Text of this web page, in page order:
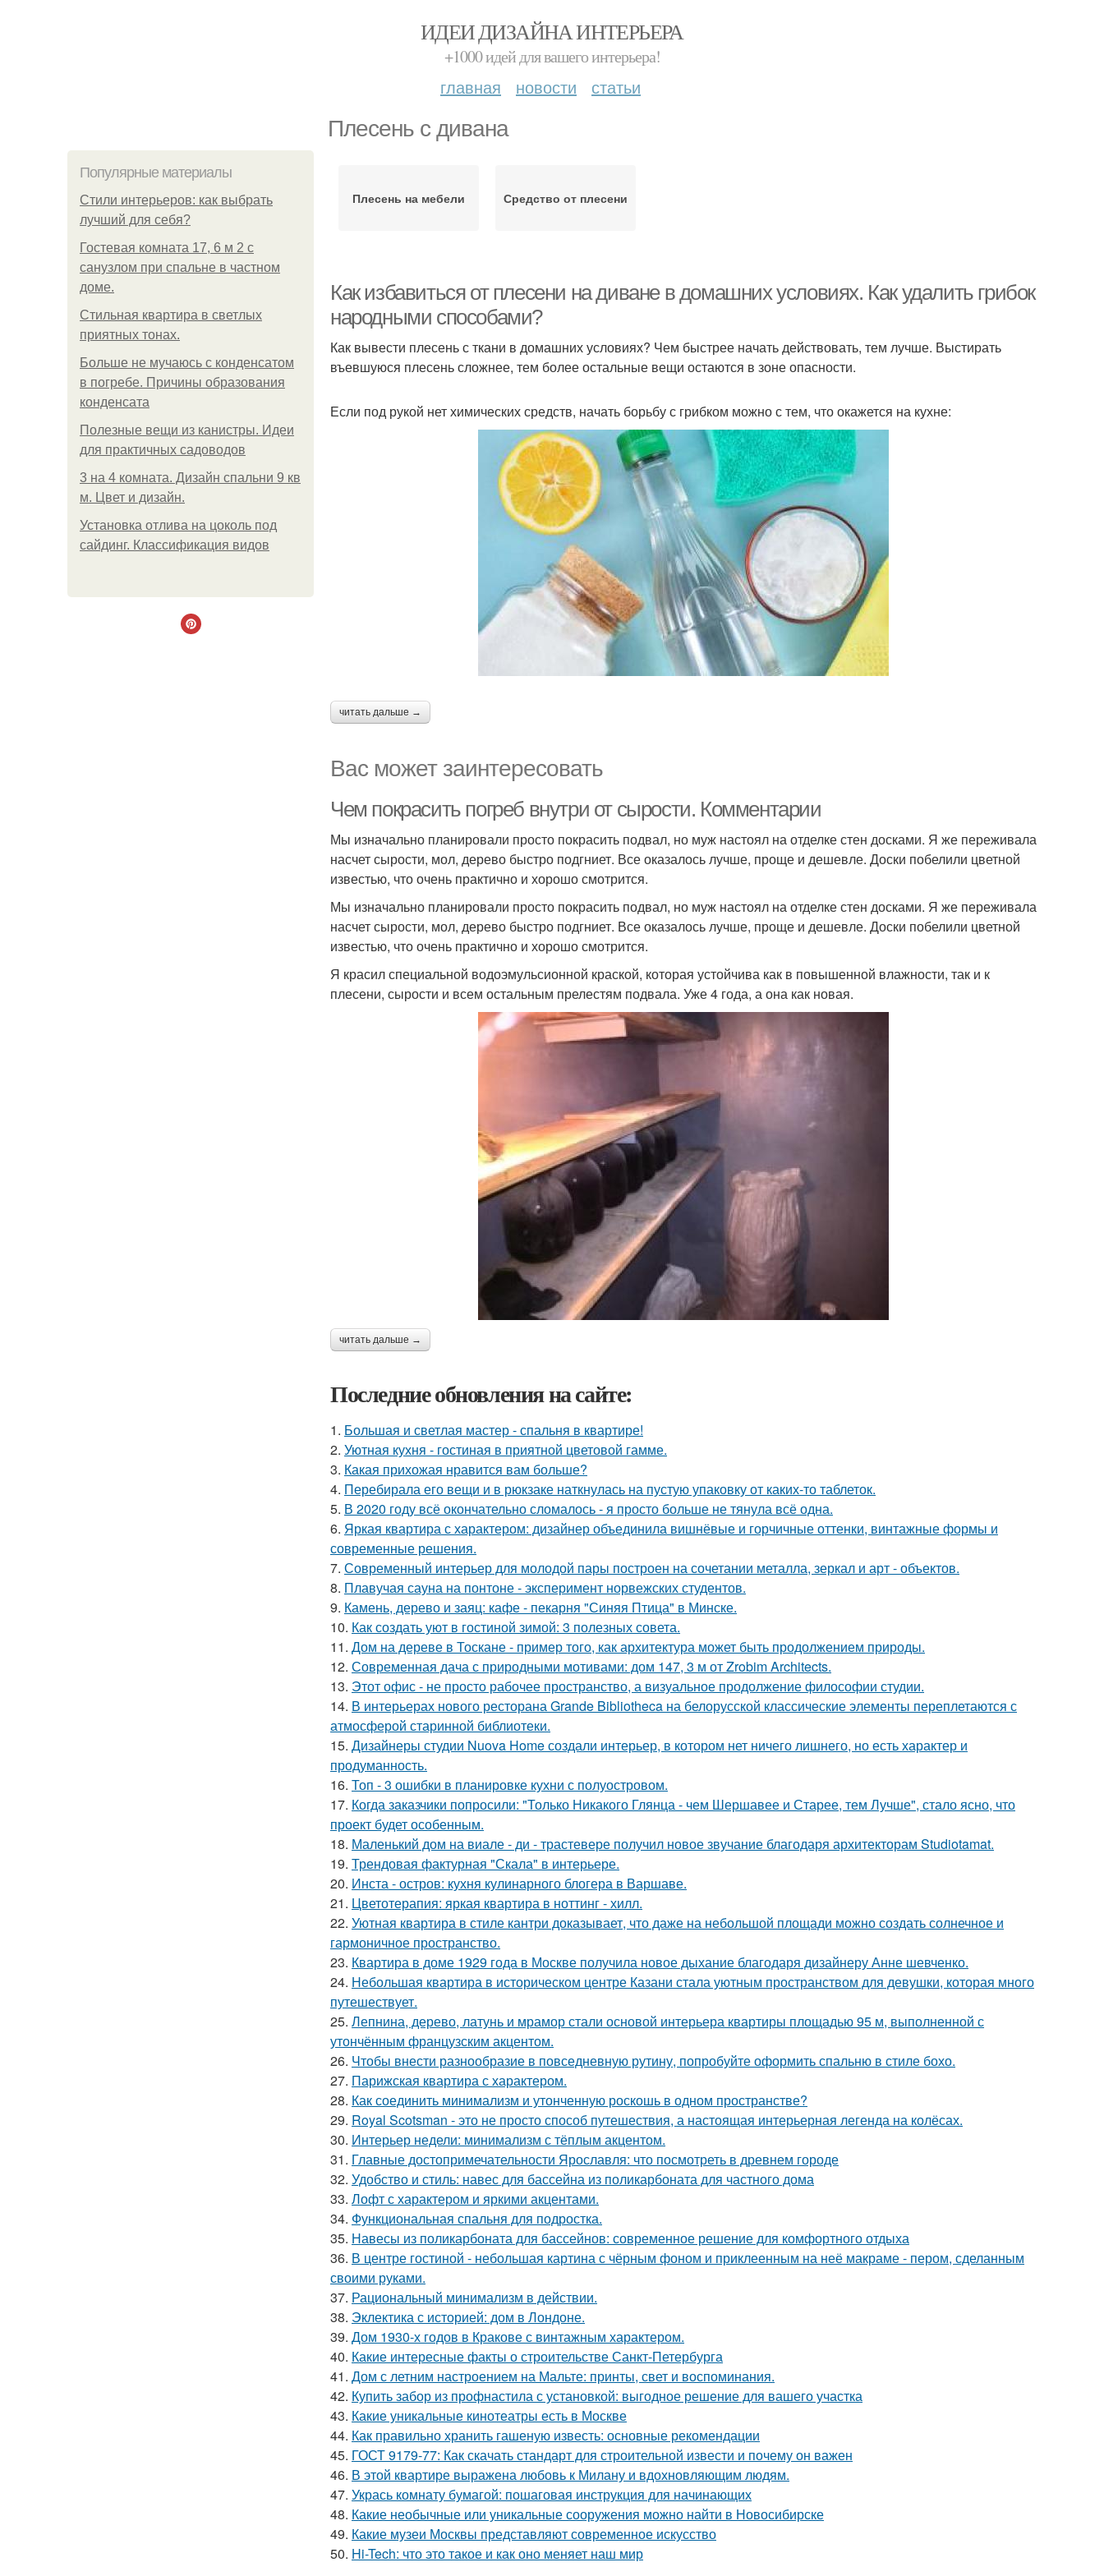
ИДЕИ ДИЗАЙНА ИНТЕРЬЕРА
+1000 идей для вашего интерьера!
главная новости статьи
Плесень с дивана
Популярные материалы
Стили интерьеров: как выбрать
лучший для себя?
Гостевая комната 17, 6 м 2 с
санузлом при спальне в частном
доме.
Стильная квартира в светлых
приятных тонах.
Больше не мучаюсь с конденсатом
в погребе. Причины образования
конденсата
Полезные вещи из канистры. Идеи
для практичных садоводов
3 на 4 комната. Дизайн спальни 9 кв
м. Цвет и дизайн.
Установка отлива на цоколь под
сайдинг. Классификация видов
Плесень на мебели Средство от плесени
Как избавиться от плесени на диване в домашних условиях. Как удалить грибок
народными способами?
Как вывести плесень с ткани в домашних условиях? Чем быстрее начать действовать, тем лучше. Выстирать
въевшуюся плесень сложнее, тем более остальные вещи остаются в зоне опасности.
Если под рукой нет химических средств, начать борьбу с грибком можно с тем, что окажется на кухне:
читать дальше →
Вас может заинтересовать
Чем покрасить погреб внутри от сырости. Комментарии
Мы изначально планировали просто покрасить подвал, но муж настоял на отделке стен досками. Я же переживала
насчет сырости, мол, дерево быстро подгниет. Все оказалось лучше, проще и дешевле. Доски побелили цветной
известью, что очень практично и хорошо смотрится.
Мы изначально планировали просто покрасить подвал, но муж настоял на отделке стен досками. Я же переживала
насчет сырости, мол, дерево быстро подгниет. Все оказалось лучше, проще и дешевле. Доски побелили цветной
известью, что очень практично и хорошо смотрится.
Я красил специальной водоэмульсионной краской, которая устойчива как в повышенной влажности, так и к
плесени, сырости и всем остальным прелестям подвала. Уже 4 года, а она как новая.
читать дальше →
Последние обновления на сайте:
1. Большая и светлая мастер - спальня в квартире!
2. Уютная кухня - гостиная в приятной цветовой гамме.
3. Какая прихожая нравится вам больше?
4. Перебирала его вещи и в рюкзаке наткнулась на пустую упаковку от каких-то таблеток.
5. В 2020 году всё окончательно сломалось - я просто больше не тянула всё одна.
6. Яркая квартира с характером: дизайнер объединила вишнёвые и горчичные оттенки, винтажные формы и
современные решения.
7. Современный интерьер для молодой пары построен на сочетании металла, зеркал и арт - объектов.
8. Плавучая сауна на понтоне - эксперимент норвежских студентов.
9. Камень, дерево и заяц: кафе - пекарня "Синяя Птица" в Минске.
10. Как создать уют в гостиной зимой: 3 полезных совета.
11. Дом на дереве в Тоскане - пример того, как архитектура может быть продолжением природы.
12. Современная дача с природными мотивами: дом 147, 3 м от Zrobim Architects.
13. Этот офис - не просто рабочее пространство, а визуальное продолжение философии студии.
14. В интерьерах нового ресторана Grande Bibliotheca на белорусской классические элементы переплетаются с
атмосферой старинной библиотеки.
15. Дизайнеры студии Nuova Home создали интерьер, в котором нет ничего лишнего, но есть характер и
продуманность.
16. Топ - 3 ошибки в планировке кухни с полуостровом.
17. Когда заказчики попросили: "Только Никакого Глянца - чем Шершавее и Старее, тем Лучше", стало ясно, что
проект будет особенным.
18. Маленький дом на виале - ди - трастевере получил новое звучание благодаря архитекторам Studiotamat.
19. Трендовая фактурная "Скала" в интерьере.
20. Инста - остров: кухня кулинарного блогера в Варшаве.
21. Цветотерапия: яркая квартира в ноттинг - хилл.
22. Уютная квартира в стиле кантри доказывает, что даже на небольшой площади можно создать солнечное и
гармоничное пространство.
23. Квартира в доме 1929 года в Москве получила новое дыхание благодаря дизайнеру Анне шевченко.
24. Небольшая квартира в историческом центре Казани стала уютным пространством для девушки, которая много
путешествует.
25. Лепнина, дерево, латунь и мрамор стали основой интерьера квартиры площадью 95 м, выполненной с
утончённым французским акцентом.
26. Чтобы внести разнообразие в повседневную рутину, попробуйте оформить спальню в стиле бохо.
27. Парижская квартира с характером.
28. Как соединить минимализм и утонченную роскошь в одном пространстве?
29. Royal Scotsman - это не просто способ путешествия, а настоящая интерьерная легенда на колёсах.
30. Интерьер недели: минимализм с тёплым акцентом.
31. Главные достопримечательности Ярославля: что посмотреть в древнем городе
32. Удобство и стиль: навес для бассейна из поликарбоната для частного дома
33. Лофт с характером и яркими акцентами.
34. Функциональная спальня для подростка.
35. Навесы из поликарбоната для бассейнов: современное решение для комфортного отдыха
36. В центре гостиной - небольшая картина с чёрным фоном и приклеенным на неё макраме - пером, сделанным
своими руками.
37. Рациональный минимализм в действии.
38. Эклектика с историей: дом в Лондоне.
39. Дом 1930-х годов в Кракове с винтажным характером.
40. Какие интересные факты о строительстве Санкт-Петербурга
41. Дом с летним настроением на Мальте: принты, свет и воспоминания.
42. Купить забор из профнастила с установкой: выгодное решение для вашего участка
43. Какие уникальные кинотеатры есть в Москве
44. Как правильно хранить гашеную известь: основные рекомендации
45. ГОСТ 9179-77: Как скачать стандарт для строительной извести и почему он важен
46. В этой квартире выражена любовь к Милану и вдохновляющим людям.
47. Укрась комнату бумагой: пошаговая инструкция для начинающих
48. Какие необычные или уникальные сооружения можно найти в Новосибирске
49. Какие музеи Москвы представляют современное искусство
50. Hi-Tech: что это такое и как оно меняет наш мир